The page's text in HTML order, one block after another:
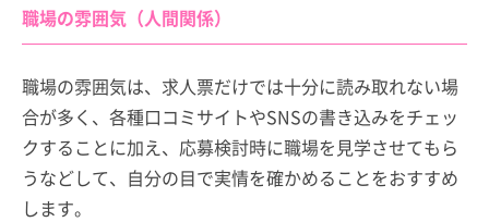
職場の雰囲気（人間関係）
職場の雰囲気は、求人票だけでは十分に読み取れない場
合が多く、各種口コミサイトやSNSの書き込みをチェッ
クすることに加え、応募検討時に職場を見学させてもら
うなどして、自分の目で実情を確かめることをおすすめ
します。